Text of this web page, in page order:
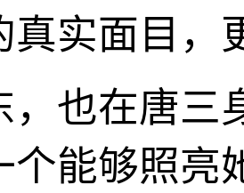
真实面目，
，也在唐三
个能够照亮